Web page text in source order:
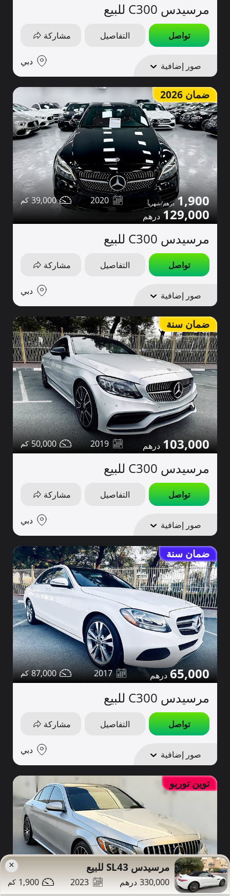
مرسيدس C300 للبيع
تواصل التفاصيل مشاركة
صور إضافية دبي
ضمان 2026
1,900
129,000
2020
39,000
مرسيدس C300 للبيع
تواصل التفاصيل مشاركة
صور إضافية دبي
ضمان سنة
103,000
2019
50,000
مرسيدس C300 للبيع
تواصل التفاصيل مشاركة
صور إضافية دبي
ضمان سنة
65,000
2017
87,000
مرسيدس C300 للبيع
تواصل التفاصيل مشاركة
صور إضافية دبي
توين توربو
× مرسيدس SL43 للبيع
330,000
2023
1,900